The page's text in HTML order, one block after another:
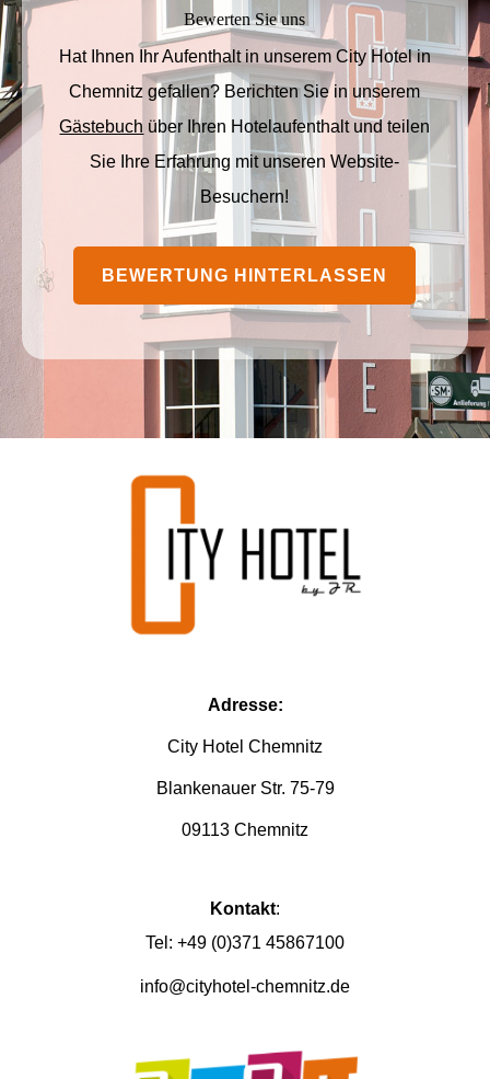
Bewerten Sie uns
Hat Ihnen Ihr Aufenthalt in unserem City Hotel in
Chemnitz gefallen? Berichten Sie in unserem
Gästebuch über Ihren Hotelaufenthalt und teilen
Sie Ihre Erfahrung mit unseren Website-
Besuchern!
BEWERTUNG HINTERLASSEN
Adresse:
City Hotel Chemnitz
Blankenauer Str. 75-79
09113 Chemnitz
Kontakt:
Tel: +49 (0)371 45867100
info@cityhotel-chemnitz.de